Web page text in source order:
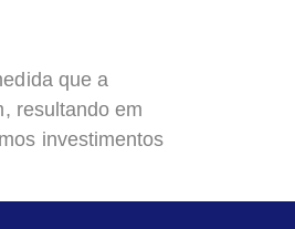
que a
resultando em
investimentos